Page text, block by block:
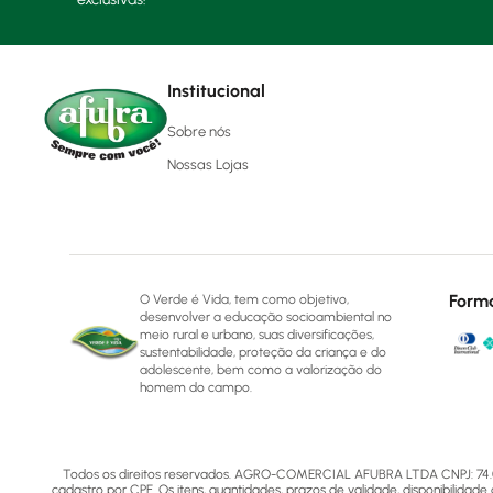
Institucional
Sobre nós
Nossas Lojas
O Verde é Vida, tem como objetivo,
desenvolver a educação socioambiental no
meio rural e urbano, suas diversificações,
sustentabilidade, proteção da criança e do
adolescente, bem como a valorização do
homem do campo.
Todos os direitos reservados. AGRO-COMERCIAL AFUBRA LTDA CNPJ:
cadastro por CPF. Os itens, quantidades, prazos de validade,